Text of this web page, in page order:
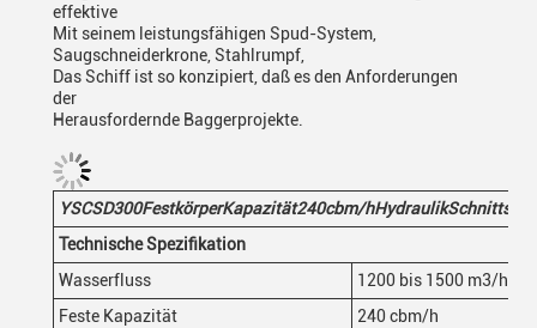
effektive
Mit seinem leistungsfähigen Spud-System,
Saugschneiderkrone, Stahlrumpf,
Das Schiff ist so konzipiert, daß es den Anforderungen
der
Herausfordernde Baggerprojekte.
YSCSD300FestkörperKapazität240cbm/hHydraulik
Technische Spezifikation
Wasserfluss
1200 bis 1500 m3/h
Feste Kapazität
240 cbm/h